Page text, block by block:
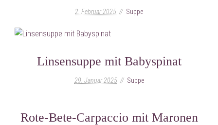
2. Februar 2025 Suppe
Linsensuppe mit Babyspinat
29. Januar 2025 Suppe
Rote-Bete-Carpaccio mit Maronen